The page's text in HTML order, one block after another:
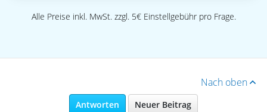
Alle Preise inkl. MwSt. zzgl. 5€ Einstellgebühr pro Frage.
Nach oben
Antworten Neuer Beitrag